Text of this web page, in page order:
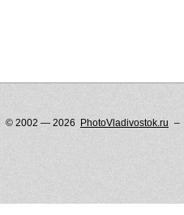
© 2002 — 2026 PhotoVladivostok.ru